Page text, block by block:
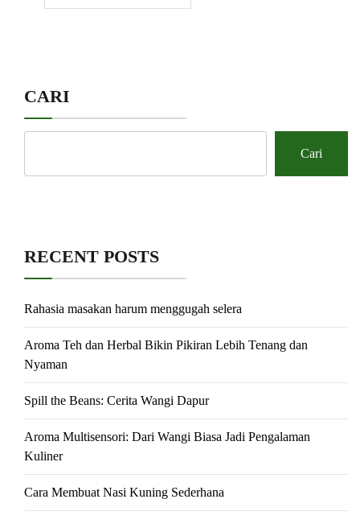
CARI
Cari
RECENT POSTS
Rahasia masakan harum menggugah selera
Aroma Teh dan Herbal Bikin Pikiran Lebih Tenang dan
Nyaman
Spill the Beans: Cerita Wangi Dapur
Aroma Multisensori: Dari Wangi Biasa Jadi Pengalaman
Kuliner
Cara Membuat Nasi Kuning Sederhana